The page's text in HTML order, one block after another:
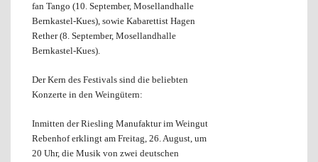
fan Tango (10. September, Mosellandhalle
Bernkastel-Kues), sowie Kabarettist Hagen
Rether (8. September, Mosellandhalle
Bernkastel-Kues).
Der Kern des Festivals sind die beliebten
Konzerte in den Weingütern:
Inmitten der Riesling Manufaktur im Weingut
Rebenhof erklingt am Freitag, 26. August, um
20 Uhr, die Musik von zwei deutschen